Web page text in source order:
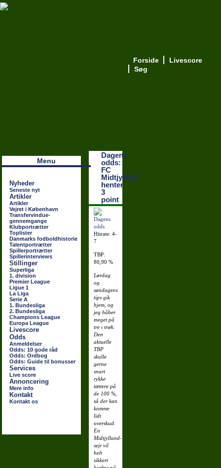
Forside
Livescore
Søg
Menu
Nyheder
Seneste nyt
Artikler
Artikler
Vejret i København
Transfervindue-
gennemgange
Klubportrætter
Toplister
Danmarks fodboldhistorie
Talentportrætter
Spillerportrætter
Spillerinterviews
Stillinger
Superliga
1. division
Premier League
Ligue 1
La Liga
Serie A
1. Bundesliga
2. Bundesliga
Champions League
Europa League
Livescore
Odds
Anmeldelser
Odds: 10 gode råd
Odds: Ordbog
Odds: Guide til bonusser
Services
Live score
Annoncering
Mere info
Kontakt
Kontakt os
Dagens
odds:
FC
Midtjylland
henter
3
point
Hitrate: 4-
7
TBP:
80,90 %
Lørdag
og
søndagens
tips gik
hjem, og
jeg håber
meget på
tre i træk.
Den
aktuelle
TBP
skulle
gerne
snart
rykke
tættere på
de 100 %,
så der kan
komme
lidt
overskud.
En
Midtjylland-
sejr vil
helt
sikkert